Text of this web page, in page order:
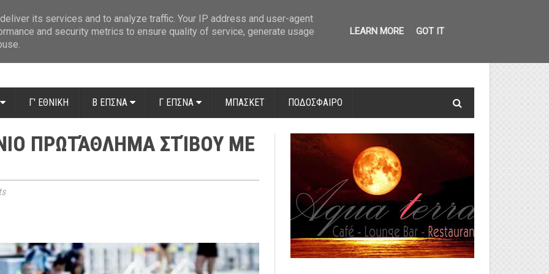
Γ' ΕΘΝΙΚΗ Β ΕΠΣΝΑ Γ ΕΠΣΝΑ ΜΠΑΣΚΕΤ ΠΟΔΟΣΦΑΙΡΟ
ΠΡΩΤΆΘΛΗΜΑ ΣΤΊΒΟΥ ΜΕ
its services and to analyze traffic. Your IP address and user-agent
and security metrics to ensure quality of service, generate usage
LEARN MORE GOT IT